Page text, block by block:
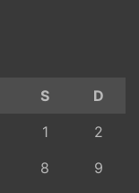
S
D
1
2
8
9